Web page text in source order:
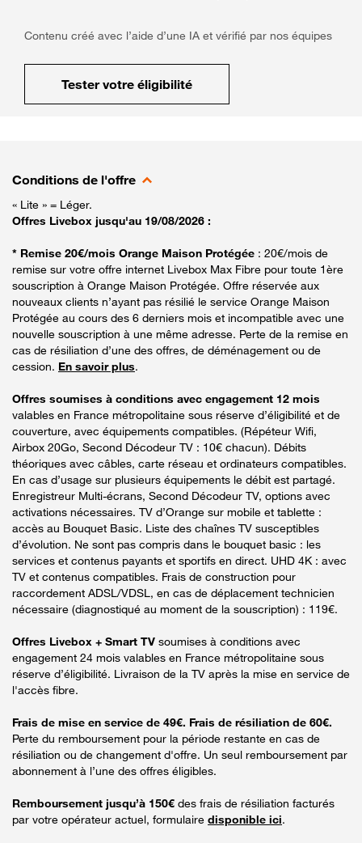
Contenu créé avec l’aide d’une IA et vérifié par nos équipes
Tester votre éligibilité
Conditions de l'offre
« Lite » = Léger.
Offres Livebox jusqu'au 19/08/2026 :
* Remise 20€/mois Orange Maison Protégée : 20€/mois de
remise sur votre offre internet Livebox Max Fibre pour toute 1ère
souscription à Orange Maison Protégée. Offre réservée aux
nouveaux clients n’ayant pas résilié le service Orange Maison
Protégée au cours des 6 derniers mois et incompatible avec une
nouvelle souscription à une même adresse. Perte de la remise en
cas de résiliation d’une des offres, de déménagement ou de
cession. En savoir plus.
Offres soumises à conditions avec engagement 12 mois
valables en France métropolitaine sous réserve d’éligibilité et de
couverture, avec équipements compatibles. (Répéteur Wifi,
Airbox 20Go, Second Décodeur TV : 10€ chacun). Débits
théoriques avec câbles, carte réseau et ordinateurs compatibles.
En cas d’usage sur plusieurs équipements le débit est partagé.
Enregistreur Multi-écrans, Second Décodeur TV, options avec
activations nécessaires. TV d’Orange sur mobile et tablette :
accès au Bouquet Basic. Liste des chaînes TV susceptibles
d’évolution. Ne sont pas compris dans le bouquet basic : les
services et contenus payants et sportifs en direct. UHD 4K : avec
TV et contenus compatibles. Frais de construction pour
raccordement ADSL/VDSL, en cas de déplacement technicien
nécessaire (diagnostiqué au moment de la souscription) : 119€.
Offres Livebox + Smart TV soumises à conditions avec
engagement 24 mois valables en France métropolitaine sous
réserve d’éligibilité. Livraison de la TV après la mise en service de
l'accès fibre.
Frais de mise en service de 49€. Frais de résiliation de 60€.
Perte du remboursement pour la période restante en cas de
résiliation ou de changement d'offre. Un seul remboursement par
abonnement à l’une des offres éligibles.
Remboursement jusqu’à 150€ des frais de résiliation facturés
par votre opérateur actuel, formulaire disponible ici.